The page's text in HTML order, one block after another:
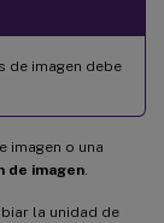
de imagen debe
imagen o una
de imagen
la unidad de